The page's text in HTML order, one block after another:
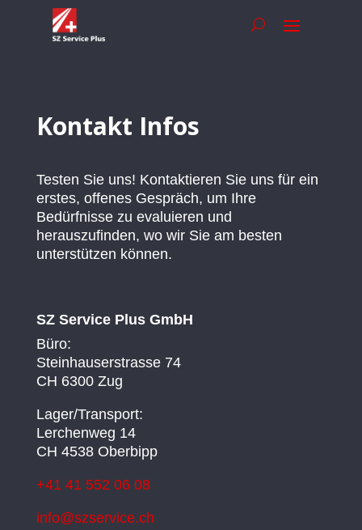
Kontakt Infos
Testen Sie uns! Kontaktieren Sie uns für ein
erstes, offenes Gespräch, um Ihre
Bedürfnisse zu evaluieren und
herauszufinden, wo wir Sie am besten
unterstützen können.
SZ Service Plus GmbH
Büro:
Steinhauserstrasse 74
CH 6300 Zug
Lager/Transport:
Lerchenweg 14
CH 4538 Oberbipp
+41 41 552 06 08
info@szservice.ch